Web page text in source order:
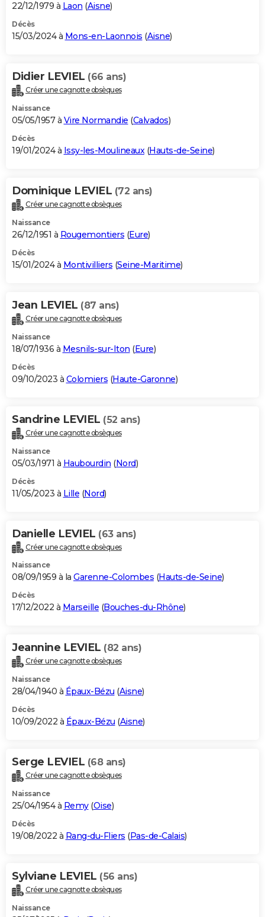
22/12/1979 à Laon (Aisne)
Décès
15/03/2024 à Mons-en-Laonnois (Aisne)
Didier LEVIEL (66 ans)
Créer une cagnotte obsèques
Naissance
05/05/1957 à Vire Normandie (Calvados)
Décès
19/01/2024 à Issy-les-Moulineaux(Hauts-de-Seine)
Dominique LEVIEL (72 ans)
Créer une cagnotte obsèques
Naissance
26/12/1951 à Rougemontiers (Eure)
Décès
15/01/2024 à Montivilliers (Seine-Maritime)
Jean LEVIEL (87 ans)
Créer une cagnotte obsèques
Naissance
18/07/1936 à Mesnils-sur-Iton (Eure)
Décès
09/10/2023 à Colomiers (Haute-Garonne)
Sandrine LEVIEL (52 ans)
Créer une cagnotte obsèques
Naissance
05/03/1971 à Haubourdin (Nord)
Décès
11/05/2023 à Lille (Nord)
Danielle LEVIEL (63 ans)
Créer une cagnotte obsèques
Naissance
08/09/1959 à la Garenne-Colombes (Hauts-de-Seine)
Décès
17/12/2022 à Marseille (Bouches-du-Rhône)
Jeannine LEVIEL (82 ans)
Créer une cagnotte obsèques
Naissance
28/04/1940 à Épaux-Bézu (Aisne)
Décès
10/09/2022 à Épaux-Bézu (Aisne)
Serge LEVIEL (68 ans)
Créer une cagnotte obsèques
Naissance
25/04/1954 à Remy(Oise)
Décès
19/08/2022 à Rang-du-Fliers (Pas-de-Calais)
Sylviane LEVIEL (56 ans)
Créer une cagnotte obsèques
Naissance